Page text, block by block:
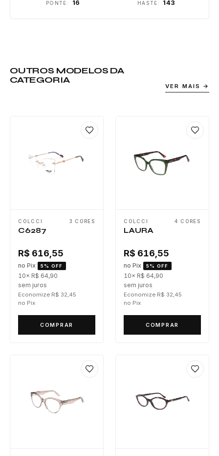
PONTE: 16 HASTE: 143
OUTROS MODELOS DA
CATEGORIA
VER MAIS →
COLCCI 3 CORES
C6287
R$ 616,55
no Pix 5% OFF
10× R$ 64,90
sem juros
Economize R$ 32,45
no Pix
COMPRAR
COLCCI 4 CORES
LAURA
R$ 616,55
no Pix 5% OFF
10× R$ 64,90
sem juros
Economize R$ 32,45
no Pix
COMPRAR